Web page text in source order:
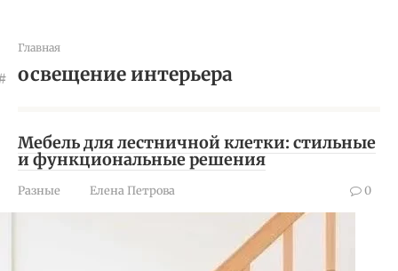
Главная
освещение интерьера
Мебель для лестничной клетки: стильные
и функциональные решения
Разные Елена Петрова 0